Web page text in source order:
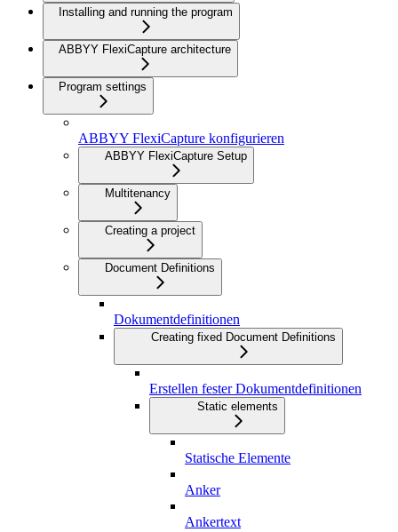
Installing and running the program
ABBYY FlexiCapture architecture
Program settings
ABBYY FlexiCapture konfigurieren
ABBYY FlexiCapture Setup
Multitenancy
Creating a project
Document Definitions
Dokumentdefinitionen
Creating fixed Document Definitions
Erstellen fester Dokumentdefinitionen
Static elements
Statische Elemente
Anker
Ankertext